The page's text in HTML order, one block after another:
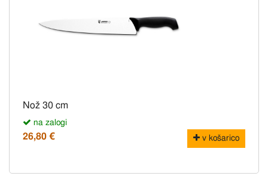
Nož 30 cm
na zalogi
26,80 € v košarico